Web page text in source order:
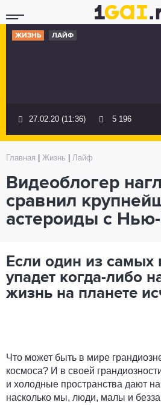
ЖИЗНЬ ЛАЙФ
27.02.20 (11:36) 5 196
Главная Жизнь Лайф
Видеоблогер
сравнил
астероиды с
Если один из самых
упадет когда-либо
жизнь на планете
Что может быть в мире
космоса? И в своей
и холодные пространства дают
насколько мы, люди, малы и